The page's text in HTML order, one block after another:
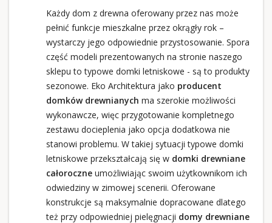
Każdy dom z drewna oferowany przez nas może
pełnić funkcje mieszkalne przez okrągły rok –
wystarczy jego odpowiednie przystosowanie. Spora
część modeli prezentowanych na stronie naszego
sklepu to typowe domki letniskowe - są to produkty
sezonowe. Eko Architektura jako producent
domków drewnianych ma szerokie możliwości
wykonawcze, więc przygotowanie kompletnego
zestawu docieplenia jako opcja dodatkowa nie
stanowi problemu. W takiej sytuacji typowe domki
letniskowe przekształcają się w domki drewniane
całoroczneumożliwiając swoim użytkownikom ich
odwiedziny w zimowej scenerii. Oferowane
konstrukcje są maksymalnie dopracowane dlatego
też przy odpowiedniej pielęgnacji domy drewniane